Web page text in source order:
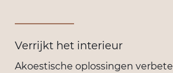
Verrijkt het interieur
Akoestische oplossingen